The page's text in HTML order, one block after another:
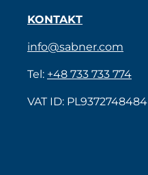
KONTAKT
info@sabner.com
Tel: +48 733 733 774
VAT ID: PL9372748484